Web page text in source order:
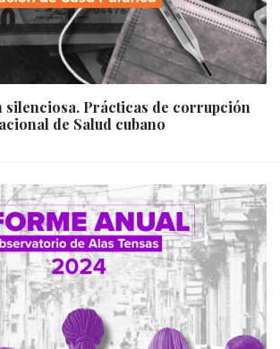
silenciosa. Prácticas de corrupción
de Salud cubano